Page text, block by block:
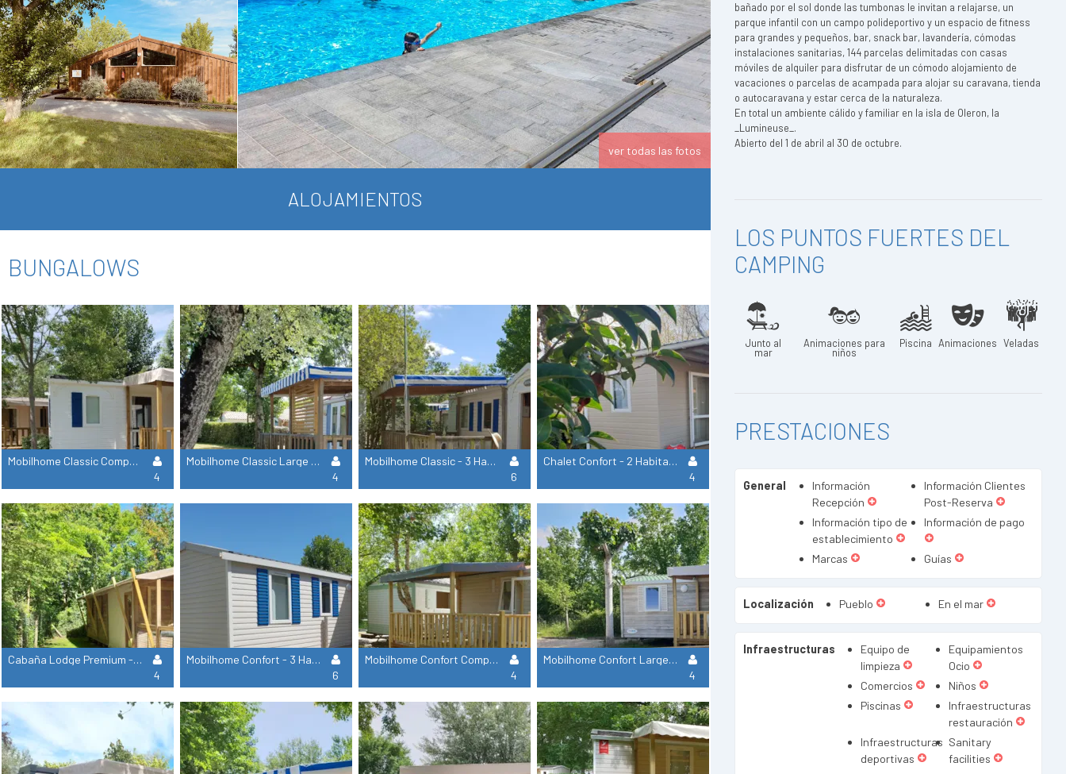
ver todas las fotos
ALOJAMIENTOS
BUNGALOWS
Mobilhome Classic Compact - 2 Habitaciones
4
Mobilhome Classic Large - 2 Habitaciones
4
Mobilhome Classic - 3 Habitaciones
6
Chalet Confort - 2 Habitaciones + Tv
4
Cabaña Lodge Premium - 2 Habitaciones + Cuarto De Baño
4
Mobilhome Confort - 3 Habitaciones + Tv
6
Mobilhome Confort Compact - 2 Habitaciones + Tv
4
Mobilhome Confort Large - 2 Habitaciones Adaptado Para Personas Con Movilidad Reducida + Tv
4
bañado por el sol donde las tumbonas le invitan a relajarse, un
parque infantil con un campo polideportivo y un espacio de fitness
para grandes y pequeños, bar, snack bar, lavandería, cómodas
instalaciones sanitarias, 144 parcelas delimitadas con casas
móviles de alquiler para disfrutar de un cómodo alojamiento de
vacaciones o parcelas de acampada para alojar su caravana, tienda
o autocaravana y estar cerca de la naturaleza.
En total un ambiente cálido y familiar en la isla de Oleron, la
_Lumineuse_.
Abierto del 1 de abril al 30 de octubre.
LOS PUNTOS FUERTES DEL
CAMPING
Junto al
mar
Animaciones para
niños
Piscina Animaciones Veladas
PRESTACIONES
General
Información
Recepción
Información Clientes
Post-Reserva
Información tipo de
establecimiento
Información de pago
Marcas Guías
Localización Pueblo En el mar
Infraestructuras
Equipo de
limpieza
Equipamientos
Ocio
Comercios
Niños
Piscinas
Infraestructuras
restauración
Infraestructuras
deportivas
Sanitary
facilities